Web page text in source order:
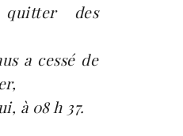
des
a cessé de
à 08 h 37.